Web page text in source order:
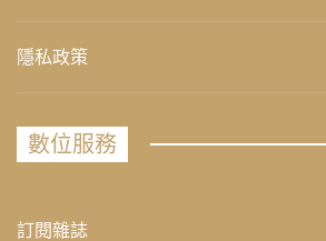
隱私政策
數位服務
訂閱雜誌